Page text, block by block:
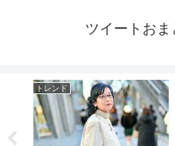
ツイートお
トレンド